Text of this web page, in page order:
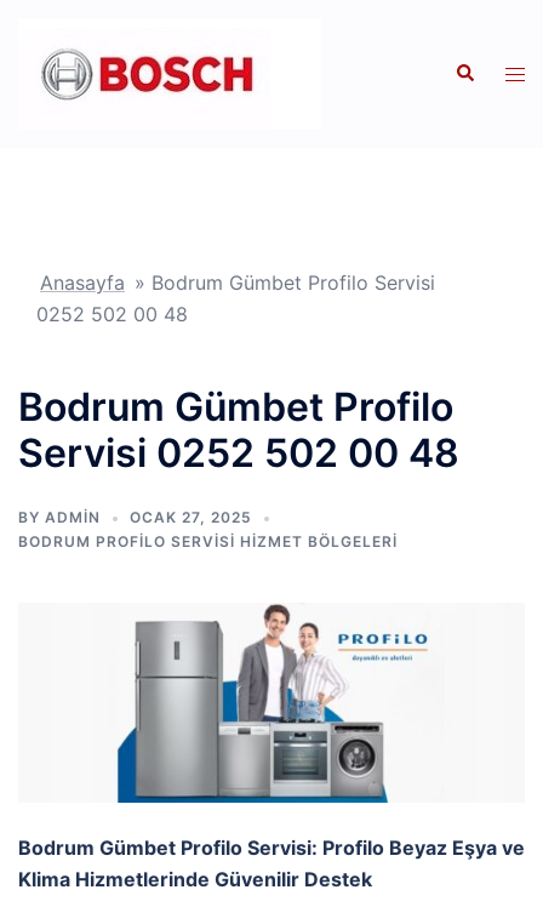
Search
Anasayfa » Bodrum Gümbet Profilo Servisi
0252 502 00 48
Bodrum Gümbet Profilo
Servisi 0252 502 00 48
BY ADMIN
OCAK 27, 2025
BODRUM PROFILO SERVISI HIZMET BÖLGELERI
Bodrum Gümbet Profilo Servisi: Profilo Beyaz Eşya ve
Klima Hizmetlerinde Güvenilir Destek